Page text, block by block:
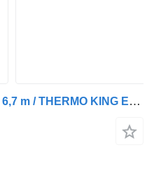
Renault D 280 / CHŁODNIA - 6,7 m / THERMO KING ES-600 MAX / + WINDA ZAŁA